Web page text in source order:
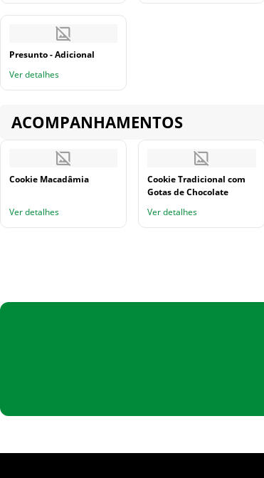
Presunto - Adicional
Ver detalhes
ACOMPANHAMENTOS
Cookie Macadâmia
Ver detalhes
Cookie Tradicional com
Gotas de Chocolate
Ver detalhes